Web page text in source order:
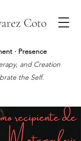
Coto
· Presence
and Creation
the Self.